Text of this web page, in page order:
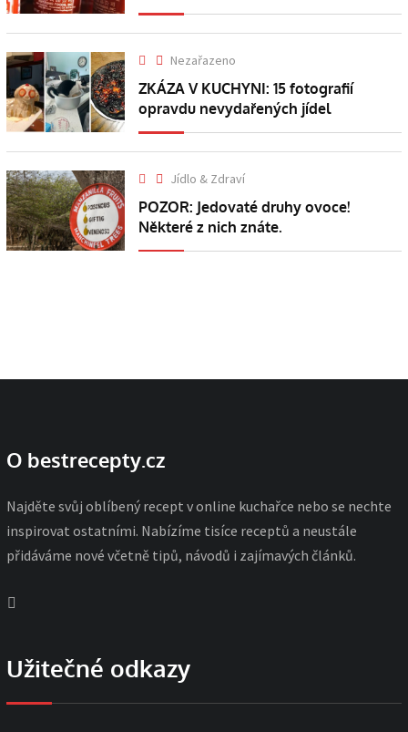
Nezařazeno
ZKÁZA V KUCHYNI: 15 fotografií
opravdu nevydařených jídel
Jídlo & Zdraví
POZOR: Jedovaté druhy ovoce!
Některé z nich znáte.
O bestrecepty.cz
Najděte svůj oblíbený recept v online kuchařce nebo se nechte
inspirovat ostatními. Nabízíme tisíce receptů a neustále
přidáváme nové včetně tipů, návodů i zajímavých článků.
Užitečné odkazy